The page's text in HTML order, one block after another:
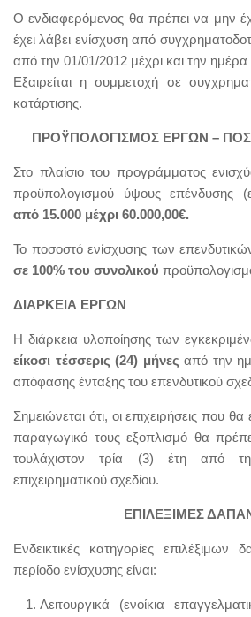
Ο ενδιαφερόμενος θα πρέπει να μην
έχει λάβει ενίσχυση από
από την 01/01/2012 μέχρι και την ημέρα
Εξαιρείται η συμμετοχή σε
κατάρτισης.
ΠΡΟΫΠΟΛΟΓΙΣΜΟΣ ΕΡΓΩΝ –
Στο πλαίσιο του προγράμματος
προϋπολογισμού ύψους επένδυσης
από 15.000 μέχρι 60.000,00€.
Το ποσοστό ενίσχυσης των
σε 100% του συνολικού
ΔΙΑΡΚΕΙΑ ΕΡΓΩΝ
Η διάρκεια υλοποίησης των
είκοσι τέσσερις (24) μήνες από την
απόφασης ένταξης του επενδυτικού
Σημειώνεται ότι, οι επιχειρήσεις που
παραγωγικό τους εξοπλισμό θα
τουλάχιστον τρία (3) έτη από
επιχειρηματικού σχεδίου.
ΕΠΙΛΕΞΙΜΕΣ
Ενδεικτικές κατηγορίες επιλέξιμων
περίοδο ενίσχυσης είναι:
Λειτουργικά (ενοίκια